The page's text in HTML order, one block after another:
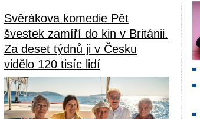
Svěrákova komedie Pět
švestek zamíří do kin v Británii.
Za deset týdnů ji v Česku
vidělo 120 tisíc lidí